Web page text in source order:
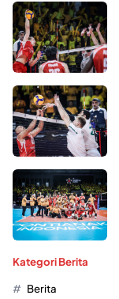
Kategori Berita
Berita